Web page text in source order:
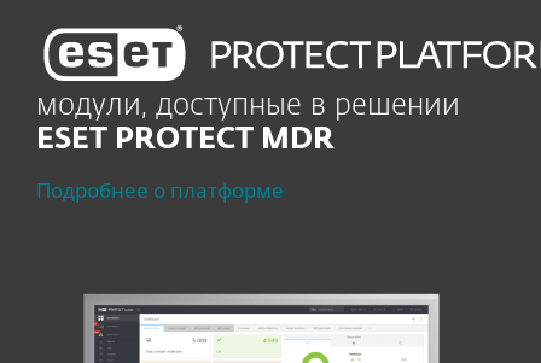
модули, доступные в решении
ESET PROTECT MDR
Подробнее о платформе